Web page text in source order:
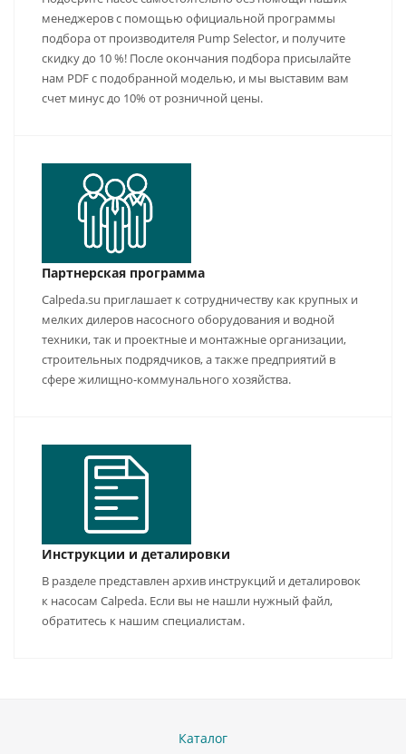
менеджеров с помощью официальной программы
подбора от производителя Pump Selector, и получите
скидку до 10 %! После окончания подбора присылайте
нам PDF с подобранной моделью, и мы выставим вам
счет минус до 10% от розничной цены.
Партнерская программа
Calpeda.su приглашает к сотрудничеству как крупных и
мелких дилеров насосного оборудования и водной
техники, так и проектные и монтажные организации,
строительных подрядчиков, а также предприятий в
сфере жилищно-коммунального хозяйства.
Инструкции и деталировки
В разделе представлен архив инструкций и деталировок
к насосам Calpeda. Если вы не нашли нужный файл,
обратитесь к нашим специалистам.
Каталог